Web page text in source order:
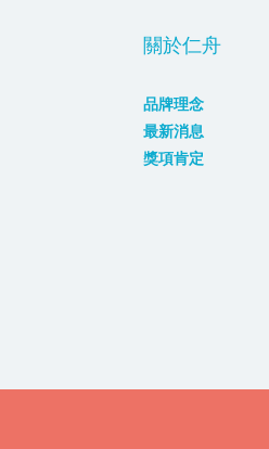
關於仁舟
品牌理念
最新消息
獎項肯定